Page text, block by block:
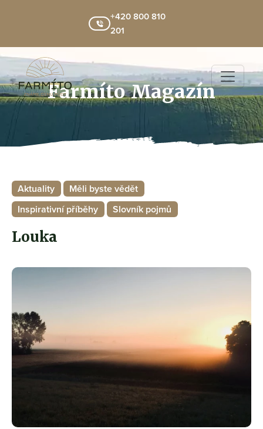
+420 800 810
201
Farmíto Magazín
Aktuality
Měli byste vědět
Inspirativní příběhy
Slovník pojmů
Louka